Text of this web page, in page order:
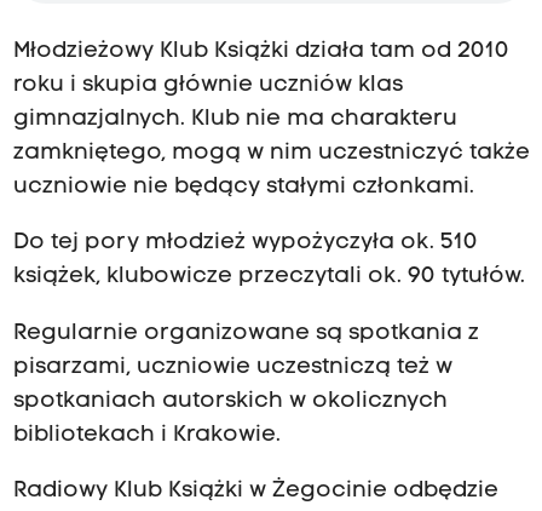
Młodzieżowy Klub Książki działa tam od 2010
roku i skupia głównie uczniów klas
gimnazjalnych. Klub nie ma charakteru
zamkniętego, mogą w nim uczestniczyć także
uczniowie nie będący stałymi członkami.
Do tej pory młodzież wypożyczyła ok. 510
książek, klubowicze przeczytali ok. 90 tytułów.
Regularnie organizowane są spotkania z
pisarzami, uczniowie uczestniczą też w
spotkaniach autorskich w okolicznych
bibliotekach i Krakowie.
Radiowy Klub Książki w Żegocinie odbędzie